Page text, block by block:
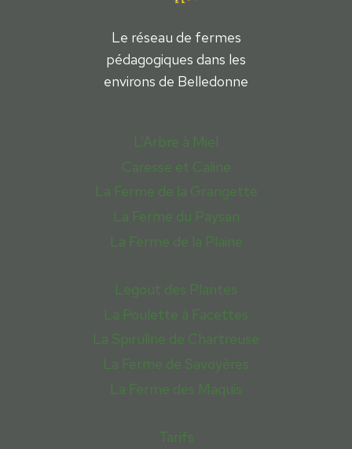
Le réseau de fermes
pédagogiques dans les
environs de Belledonne
L’Arbre à Miel
Caresse et Caline
La Ferme de la Grangette
La Ferme du Paysan
La Ferme de la Plaine
Legout des Plantes
La Poulette à Facettes
La Spiruline de Chartreuse
La Ferme de Savoyères
La Ferme des Maquis
Tarifs